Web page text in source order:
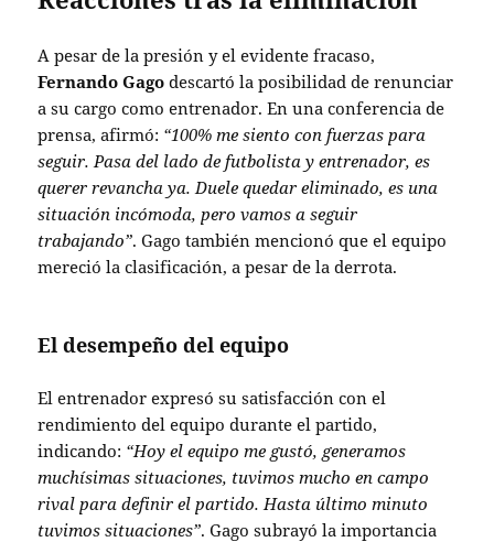
A pesar de la presión y el evidente fracaso,
Fernando Gago descartó la posibilidad de renunciar
a su cargo como entrenador. En una conferencia de
prensa, afirmó: “100% me siento con fuerzas para
seguir. Pasa del lado de futbolista y entrenador, es
querer revancha ya. Duele quedar eliminado, es una
situación incómoda, pero vamos a seguir
trabajando”. Gago también mencionó que el equipo
mereció la clasificación, a pesar de la derrota.
El desempeño del equipo
El entrenador expresó su satisfacción con el
rendimiento del equipo durante el partido,
indicando: “Hoy el equipo me gustó, generamos
muchísimas situaciones, tuvimos mucho en campo
rival para definir el partido. Hasta último minuto
tuvimos situaciones”. Gago subrayó la importancia